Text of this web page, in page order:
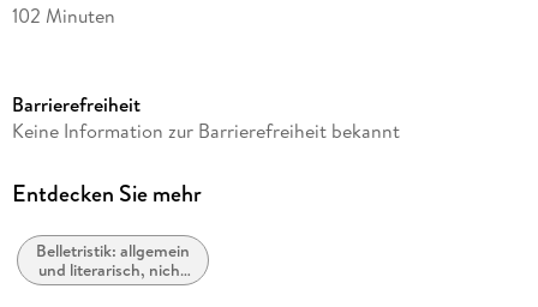
102 Minuten
Reihe
Autor/Autorin
Kamera/Fotos von
Werner Krien
Barrierefreiheit
Keine Information zur Barrierefreiheit bekannt
Entdecken Sie mehr
Belletristik: allgemein
und literarisch, nicht
nach Genre